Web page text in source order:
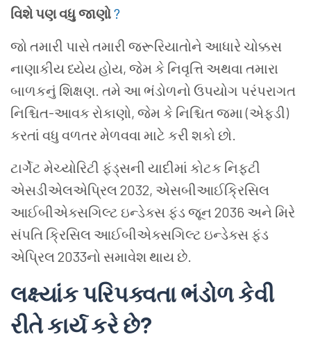
વિશે પણ વધુ જાણો?
જો તમારી પાસે તમારી જરૂરિયાતોને આધારે ચોક્કસ
નાણાકીય ધ્યેય હોય, જેમ કે નિવૃત્તિ અથવા તમારા
બાળકનું શિક્ષણ. તમે આ ભંડોળનો ઉપયોગ પરંપરાગત
નિશ્ચિત-આવક રોકાણો, જેમ કે નિશ્ચિત જમા (એફડી)
કરતાં વધુ વળતર મેળવવા માટે કરી શકો છો.
ટાર્ગેટ મેચ્યોરિટી ફંડ્સની યાદીમાં કોટક નિફ્ટી
એસડીએલએપ્રિલ 2032, એસબીઆઈક્રિસિલ
આઈબીએક્સગિલ્ટ ઇન્ડેક્સ ફંડ જૂન 2036 અને મિરે
સંપતિ ક્રિસિલ આઈબીએક્સગિલ્ટ ઇન્ડેક્સ ફંડ
એપ્રિલ 2033નો સમાવેશ થાય છે.
લક્ષ્યાંક પરિપક્વતા ભંડોળ કેવી
રીતે કાર્ય કરે છે?